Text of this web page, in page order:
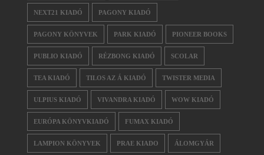
NEXT21 KIADÓ PAGONY KIADÓ
PAGONY KÖNYVEK PARK KIADÓ PIONEER BOOKS
PUBLIO KIADÓ RÉZBONG KIADÓ SCOLAR
TEA KIADÓ TILOS AZ Á KIADÓ TWISTER MEDIA
ULPIUS KIADÓ VIVANDRA KIADÓ WOW KIADÓ
EURÓPA KÖNYVKIADÓ FUMAX KIADÓ
LAMPION KÖNYVEK PRAE KIADO ÁLOMGYÁR